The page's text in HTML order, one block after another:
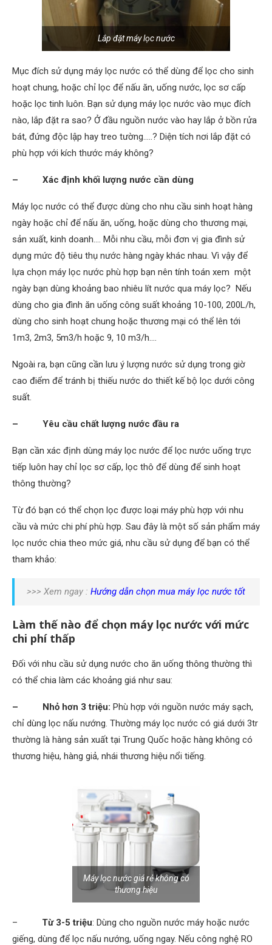
Lắp đặt máy lọc nước
Mục đích sử dụng máy lọc nước có thể dùng để lọc cho sinh
hoạt chung, hoặc chỉ lọc để nấu ăn, uống nước, lọc sơ cấp
hoặc lọc tinh luôn. Bạn sử dụng máy lọc nước vào mục đích
nào, lắp đặt ra sao? Ở đầu nguồn nước vào hay lắp ở bồn rửa
bát, đứng độc lập hay treo tường…..? Diện tích nơi lắp đặt có
phù hợp với kích thước máy không?
– Xác định khối lượng nước cần dùng
Máy lọc nước có thể được dùng cho nhu cầu sinh hoạt hàng
ngày hoặc chỉ để nấu ăn, uống, hoặc dùng cho thương mại,
sản xuất, kinh doanh…. Mỗi nhu cầu, mỗi đơn vị gia đình sử
dụng mức độ tiêu thụ nước hàng ngày khác nhau. Vì vậy để
lựa chọn máy lọc nước phù hợp bạn nên tính toán xem một
ngày bạn dùng khoảng bao nhiêu lít nước qua máy lọc? Nếu
dùng cho gia đình ăn uống công suất khoảng 10-100, 200L/h,
dùng cho sinh hoạt chung hoặc thương mại có thể lên tới
1m3, 2m3, 5m3/h hoặc 9, 10 m3/h….
Ngoài ra, bạn cũng cần lưu ý lượng nước sử dụng trong giờ
cao điểm để tránh bị thiếu nước do thiết kế bộ lọc dưới công
suất.
– Yêu cầu chất lượng nước đầu ra
Bạn cần xác định dùng máy lọc nước để lọc nước uống trực
tiếp luôn hay chỉ lọc sơ cấp, lọc thô để dùng để sinh hoạt
thông thường?
Từ đó bạn có thể chọn lọc được loại máy phù hợp với nhu
cầu và mức chi phí phù hợp. Sau đây là một số sản phẩm máy
lọc nước chia theo mức giá, nhu cầu sử dụng để bạn có thể
tham khảo:
>>> Xem ngay : Hướng dẫn chọn mua máy lọc nước tốt
Làm thế nào để chọn máy lọc nước với mức
chi phí thấp
Đối với nhu cầu sử dụng nước cho ăn uống thông thường thì
có thể chia làm các khoảng giá như sau:
– Nhỏ hơn 3 triệu: Phù hợp với nguồn nước máy sạch,
chỉ dùng lọc nấu nướng. Thường máy lọc nước có giá dưới 3tr
thường là hàng sản xuất tại Trung Quốc hoặc hàng không có
thương hiệu, hàng giả, nhái thương hiệu nổi tiếng.
Máy lọc nước giá rẻ không có
thương hiệu
– Từ 3-5 triệu: Dùng cho nguồn nước máy hoặc nước
giếng, dùng để lọc nấu nướng, uống ngay. Nếu công nghệ RO